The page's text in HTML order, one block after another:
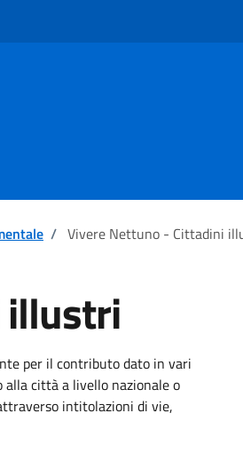
/ Vivere Nettuno - Cittadini
illustri
per il contributo dato in vari
città a livello nazionale o
intitolazioni di vie,